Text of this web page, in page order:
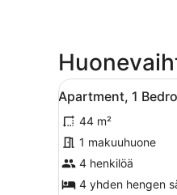
Avaa
kaikki
huonetyypin
Apartment,
1
Bedroom,
6
Apartment, 1
44 m²
1 makuuhuone
4 henkilöä
4 yhden hengen